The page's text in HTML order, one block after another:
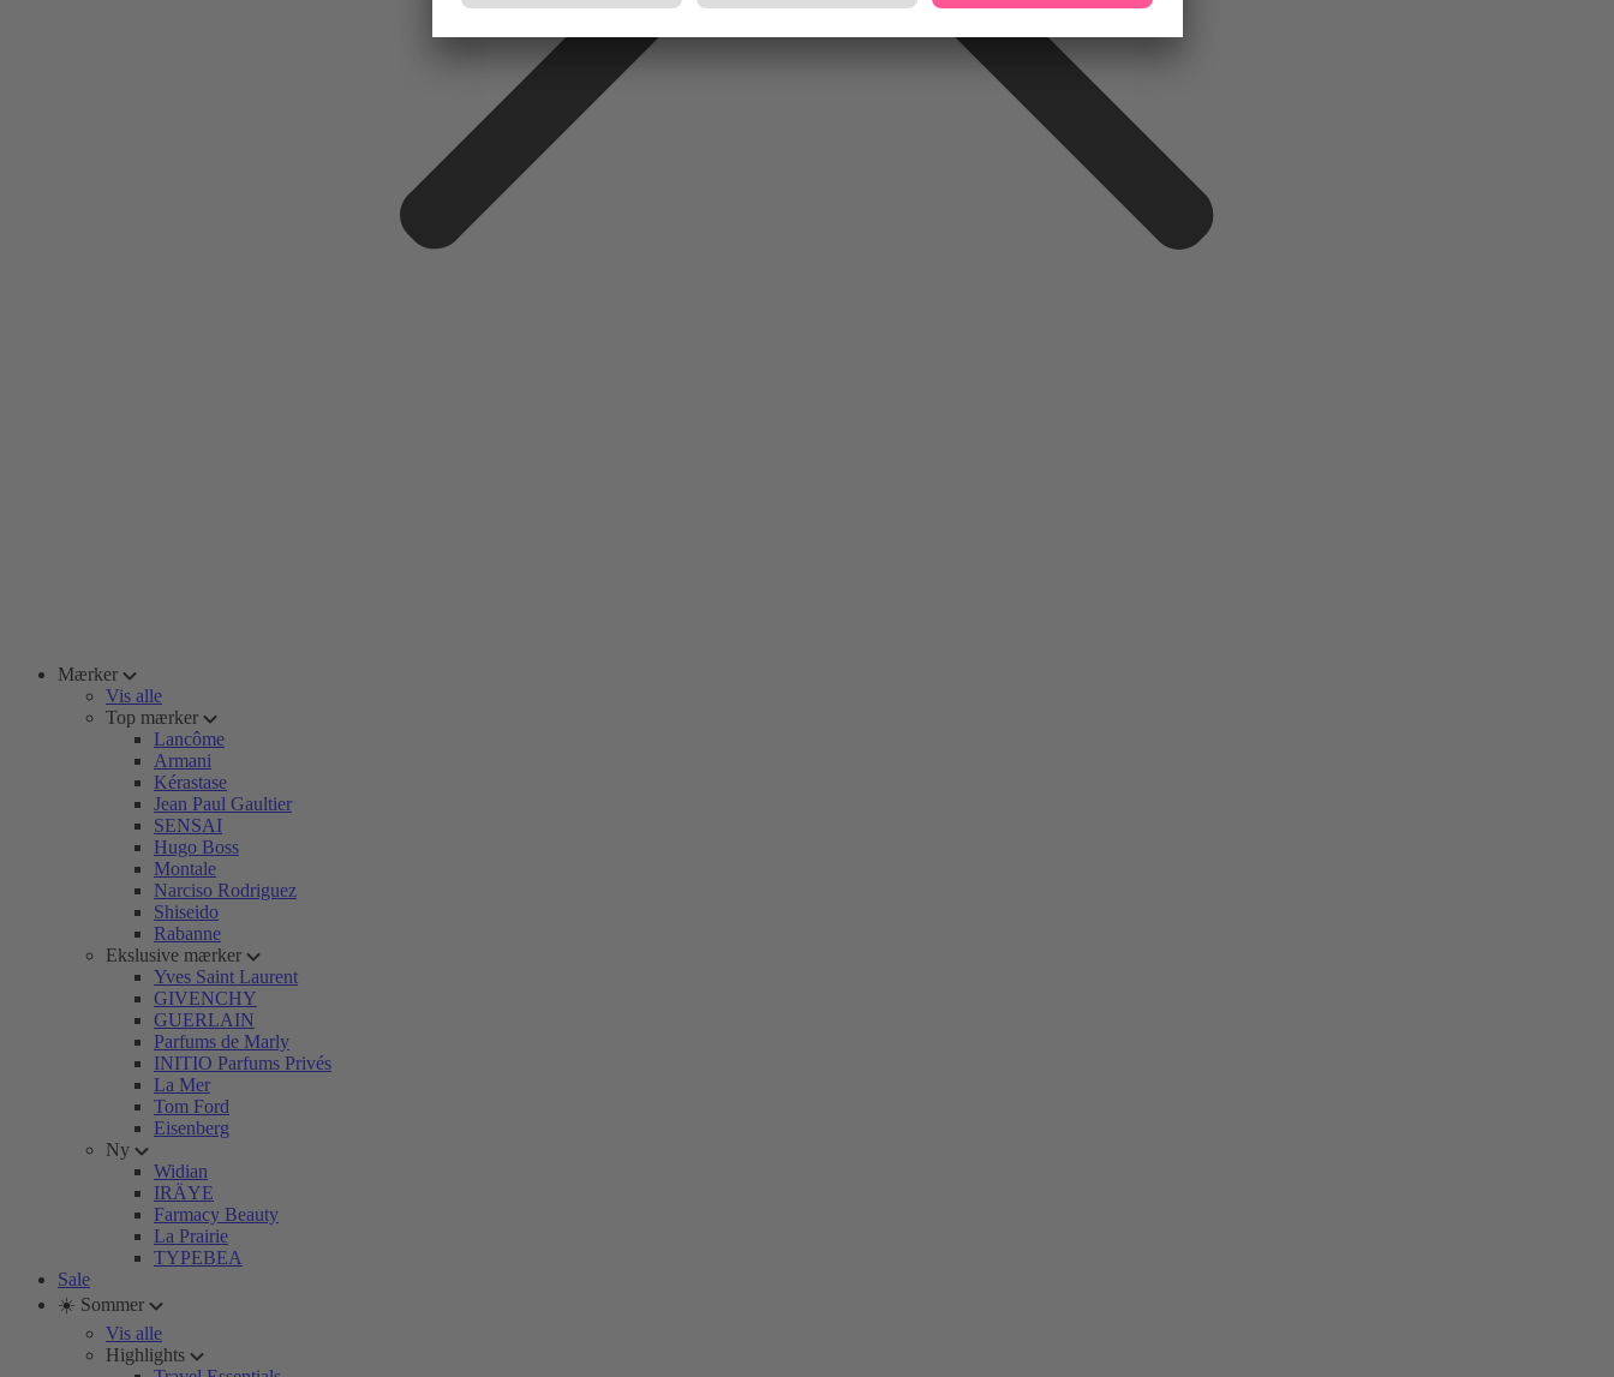
Mærker
Vis alle
Top mærker
Lancôme
Armani
Kérastase
Jean Paul Gaultier
SENSAI
Hugo Boss
Montale
Narciso Rodriguez
Shiseido
Rabanne
Ekslusive mærker
Yves Saint Laurent
GIVENCHY
GUERLAIN
Parfums de Marly
INITIO Parfums Privés
La Mer
Tom Ford
Eisenberg
Ny
Widian
IRÄYE
Farmacy Beauty
La Prairie
TYPEBEA
Sale
☀️ Sommer
Vis alle
Highlights